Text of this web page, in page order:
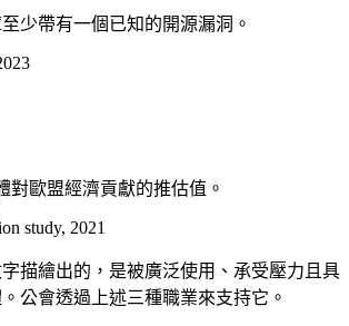
少帶有一個已知的開源漏洞。
對歐盟經濟貢獻的推估值。
study, 2021
描繪出的，是被廣泛使用、承受壓力且具
公會透過上述三種職業來支持它。